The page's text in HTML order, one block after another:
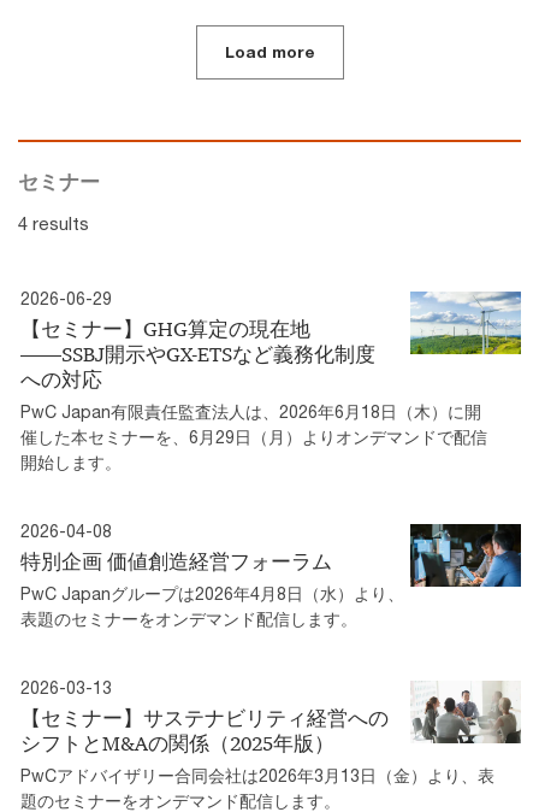
Load more
セミナー
4 results
2026-06-29
【セミナー】GHG算定の現在地
――SSBJ開示やGX-ETSなど義務化制度
への対応
PwC Japan有限責任監査法人は、2026年6月18日（木）に開
催した本セミナーを、6月29日（月）よりオンデマンドで配信
開始します。
2026-04-08
特別企画 価値創造経営フォーラム
PwC Japanグループは2026年4月8日（水）より、
表題のセミナーをオンデマンド配信します。
2026-03-13
【セミナー】サステナビリティ経営への
シフトとM&Aの関係（2025年版）
PwCアドバイザリー合同会社は2026年3月13日（金）より、表
題のセミナーをオンデマンド配信します。